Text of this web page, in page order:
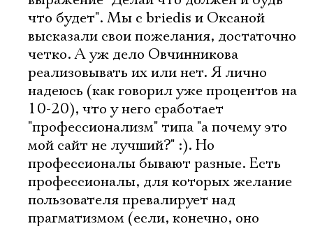
что будет". Мы с briedis и Оксаной
высказали свои пожелания, достаточно
четко. А уж дело Овчинникова
реализовывать их или нет. Я лично
надеюсь (как говорил уже процентов на
10-20), что у него сработает
"профессионализм" типа "а почему это
мой сайт не лучший?" :). Но
профессионалы бывают разные. Есть
профессионалы, для которых желание
пользователя превалирует над
прагматизмом (если, конечно, оно
Электропочта